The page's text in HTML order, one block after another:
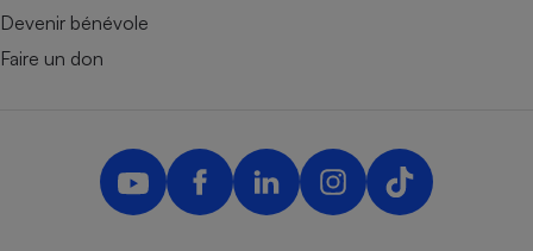
Devenir bénévole
Faire un don